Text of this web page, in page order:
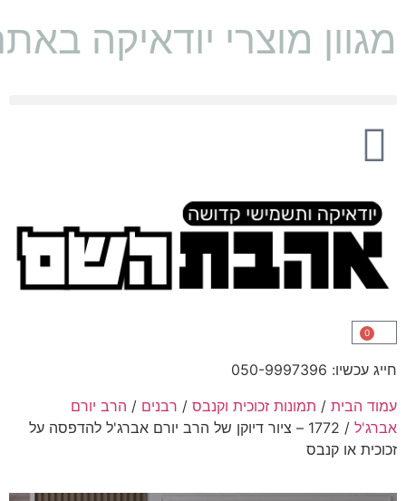
מגוון מוצרי יודאיקה
0
חייג עכשיו: 050-9997396
עמוד הבית / תמונות זכוכית וקנבס / רבנים / הרב יורם
אברג'ל
/ 1772 – ציור דיוקן של הרב יורם אברג'ל להדפסה על
זכוכית או קנבס